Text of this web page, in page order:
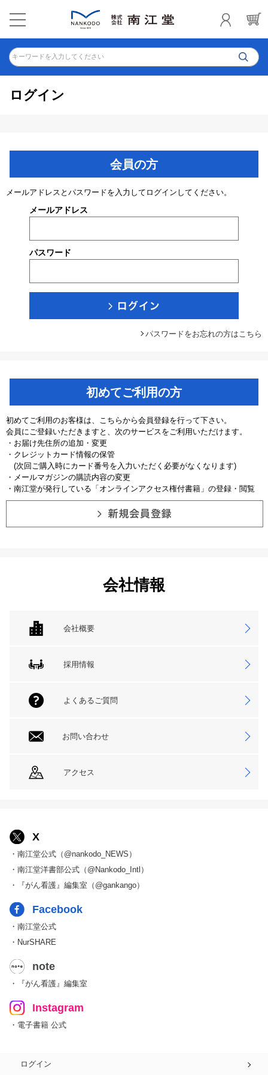
キーワードを入力してください
ログイン
会員の方
メールアドレスとパスワードを入力してログインしてください。
メールアドレス
パスワード
パスワードをお忘れの方はこちら
初めてご利用の方
初めてご利用のお客様は、こちらから会員登録を行って下さい。
会員にご登録いただきますと、次のサービスをご利用いただけます。
・お届け先住所の追加・変更
・クレジットカード情報の保管
(次回ご購入時にカード番号を入力いただく必要がなくなります)
・メールマガジンの購読内容の変更
・南江堂が発行している「オンラインアクセス権付書籍」の登録・閲覧
会社情報
会社概要
採用情報
よくあるご質問
お問い合わせ
アクセス
X
・南江堂公式（@nankodo_NEWS）
・南江堂洋書部公式（@Nankodo_Intl）
・『がん看護』編集室（@gankango）
Facebook
・南江堂公式
・NurSHARE
note
・『がん看護』編集室
Instagram
・電子書籍 公式
ログイン